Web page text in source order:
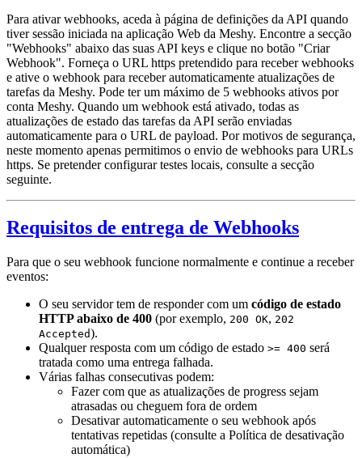
Para ativar webhooks, aceda à página de definições da API quando
tiver sessão iniciada na aplicação Web da Meshy. Encontre a secção
"Webhooks" abaixo das suas API keys e clique no botão "Criar
Webhook". Forneça o URL https pretendido para receber webhooks
e ative o webhook para receber automaticamente atualizações de
tarefas da Meshy. Pode ter um máximo de 5 webhooks ativos por
conta Meshy. Quando um webhook está ativado, todas as
atualizações de estado das tarefas da API serão enviadas
automaticamente para o URL de payload. Por motivos de segurança,
neste momento apenas permitimos o envio de webhooks para URLs
https. Se pretender configurar testes locais, consulte a secção
seguinte.
Requisitos de entrega de Webhooks
Para que o seu webhook funcione normalmente e continue a receber
eventos:
O seu servidor tem de responder com um código de estado
HTTP abaixo de 400 (por exemplo, 200 OK, 202
Accepted).
Qualquer resposta com um código de estado >= 400 será
tratada como uma entrega falhada.
Várias falhas consecutivas podem:
Fazer com que as atualizações de progress sejam
atrasadas ou cheguem fora de ordem
Desativar automaticamente o seu webhook após
tentativas repetidas (consulte a Política de desativação
automática)